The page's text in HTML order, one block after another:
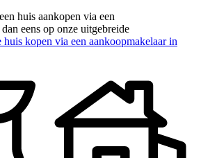
huis aankopen via een
eens op onze uitgebreide
huis kopen via een aankoopmakelaar in